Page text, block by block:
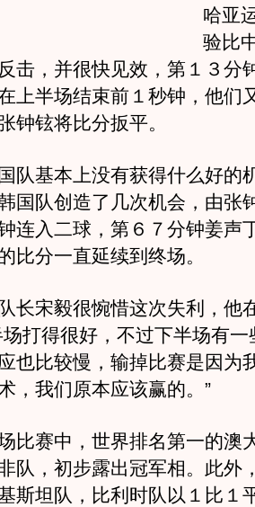
哈亚
验比
击，并很快见效，第１３分
上半场结束前１秒钟，他们
钟铉将比分扳平。
基本上没有获得什么好的
国队创造了几次机会，由张
连入二球，第６７分钟姜声
比分一直延续到终场。
宋毅很惋惜这次失利，他
场打得很好，不过下半场有
也比较慢，输掉比赛是因为
，我们原本应该赢的。”
赛中，世界排名第一的澳
队，初步露出冠军相。此外
斯坦队，比利时队以１比１